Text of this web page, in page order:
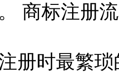
商标注册
册时最繁